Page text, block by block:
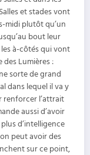
et stades vont
midi plutôt qu’un
bout leur
à-côtés qui vont
Lumières :
sorte de grand
dans lequel il va y
renforcer l’attrait
aussi d’avoir
d’intelligence
peut avoir des
sur ce point,